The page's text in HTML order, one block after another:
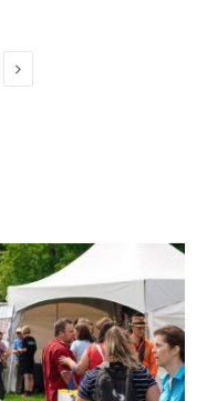
Next